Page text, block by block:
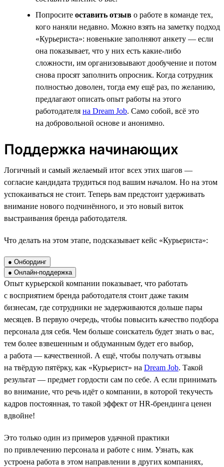
Попросите оставить отзыв о работе в команде тех,
кого наняли недавно. Можно взять на заметку подход
«Курьериста»: новенькие заполняют анкету — если
она показывает, что у них есть какие-либо
сложности, им организовывают дообучение и потом
снова просят заполнить опросник. Когда сотрудник
полностью доволен, тогда ему ещё раз, по желанию,
предлагают описать опыт работы на этого
работодателя на Dream Job. Само собой, всё это
на добровольной основе и анонимно.
Поддержка начинающих
Логичный и самый желаемый итог всех этих шагов —
согласие кандидата трудиться под вашим началом. Но на этом
успокаиваться не стоит. Теперь вам предстоит удерживать
внимание нового подчинённого, и это новый виток
выстраивания бренда работодателя.
Что делать на этом этапе, подсказывает кейс «Курьериста»:
● Онбординг
● Онлайн-поддержка
Опыт курьерской компании показывает, что работать
с восприятием бренда работодателя стоит даже таким
бизнесам, где сотрудники не задерживаются дольше пары
месяцев. В первую очередь, чтобы повысить качество подбора
персонала для себя. Чем больше соискатель будет знать о вас,
тем более взвешенным и обдуманным будет его выбор,
а работа — качественной. А ещё, чтобы получать отзывы
на твёрдую пятёрку, как «Курьерист» на Dream Job. Такой
результат — предмет гордости сам по себе. А если принимать
во внимание, что речь идёт о компании, в которой текучесть
кадров постоянная, то такой эффект от HR-брендинга ценен
вдвойне!
Это только один из примеров удачной практики
по привлечению персонала и работе с ним. Узнать, как
устроена работа в этом направлении в других компаниях,